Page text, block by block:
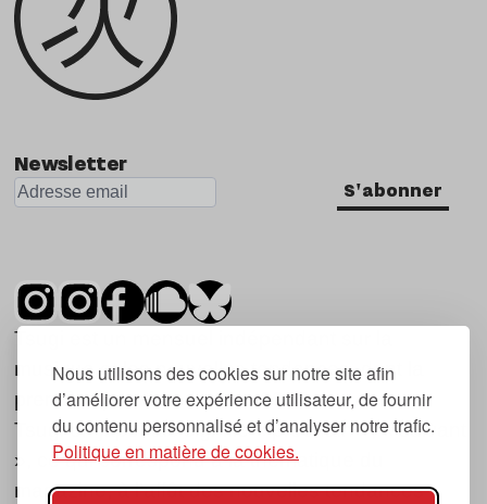
Nous utilisons des cookies sur notre site afin
d’améliorer votre expérience utilisateur, de fournir
du contenu personnalisé et d’analyser notre trafic.
Politique en matière de cookies.
Newsletter
S'abonner
Tsugi est un mensuel indépendant sur la
musique et les nouvelles tendances, dont la
première parution date de 2007.
Tsugi en japonais signifie « prochain », « suivant
», ce qui correspond à la thématique du
magazine, à l’affût des nouvelles tendances